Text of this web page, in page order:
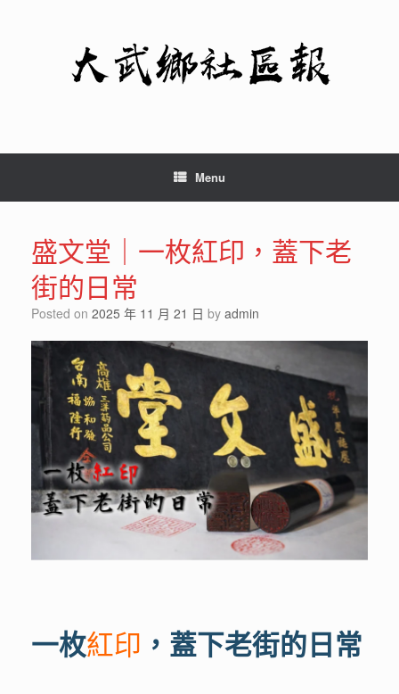
Menu
盛文堂｜一枚紅印，蓋下老
街的日常
Posted on 2025 年 11 月 21 日 by admin
一枚紅印 ，蓋下老街的日常